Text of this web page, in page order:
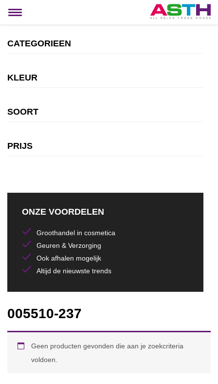
Toggle
CATEGORIEEN
KLEUR
SOORT
PRIJS
ONZE VOORDELEN
Groothandel in cosmetica
Geuren & Verzorging
Ook afhalen mogelijk
Altijd de nieuwste trends
005510-237
Geen producten gevonden die aan je zoekcriteria
voldoen.